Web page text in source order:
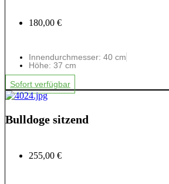
180,00 €
Innendurchmesser: 40 cm
Höhe: 37 cm
Sofort verfügbar
Bulldoge sitzend
255,00 €